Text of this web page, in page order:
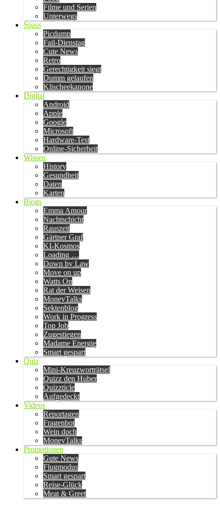
Filme und Serien
Unterwegs
Spass
Picdump
Fail-Dienstag
Cute News
Retro
Gerechtigkeit siegt
Dumm gelaufen
Klischeekanone
Digital
Android
Apple
Google
Microsoft
Hardware-Test
Online-Sicherheit
Wissen
History
Gesundheit
Daten
Karten
Blogs
Emma Amour
Nachtschicht
Rauszeit
Gärtner Graf
KI-Kosmos
Loading …
Down by Law
Move on up
Watts On
Rat der Weisen
MoneyTalks
Sektenblog
Work in Progress
Top Job
Zugestiegen
Madame Energie
Smart gespart
Quiz
Mini-Kreuzworträtsel
Quizz den Huber
Quizzticle
Aufgedeckt
Videos
Reportagen
Fragenbot
Wein doch
MoneyTalks
Promotionen
Gute News
Flugmodus
Smart gespart
Reise-Glück
Meat & Greet